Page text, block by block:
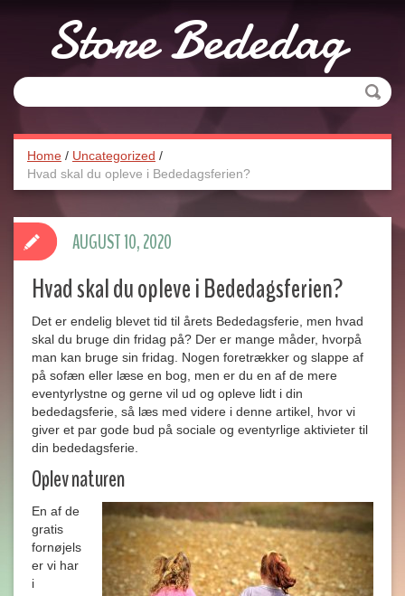
Store Bededag
Søge
Home / Uncategorized /
Hvad skal du opleve i Bededagsferien?
Hvad skal du opleve i Bededagsferien?
Det er endelig blevet tid til årets Bededagsferie, men hvad
skal du bruge din fridag på? Der er mange måder, hvorpå
man kan bruge sin fridag. Nogen foretrækker og slappe af
på sofæn eller læse en bog, men er du en af de mere
eventyrlystne og gerne vil ud og opleve lidt i din
bededagsferie, så læs med videre i denne artikel, hvor vi
giver et par gode bud på sociale og eventyrlige aktivieter til
din bededagsferie.
Oplev naturen
En af de
gratis
fornøjels
er vi har
i
AUGUST 10, 2020